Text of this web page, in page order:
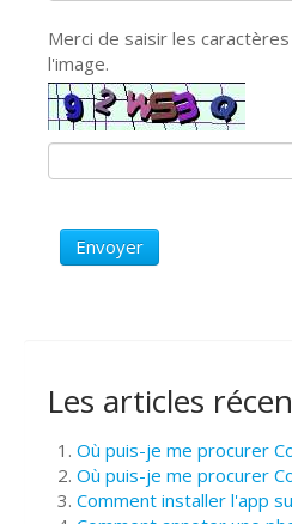
Merci de saisir les
l'image.
Envoyer
Les articles
Où puis-je me procurer
Où puis-je me procurer
Comment installer l'app